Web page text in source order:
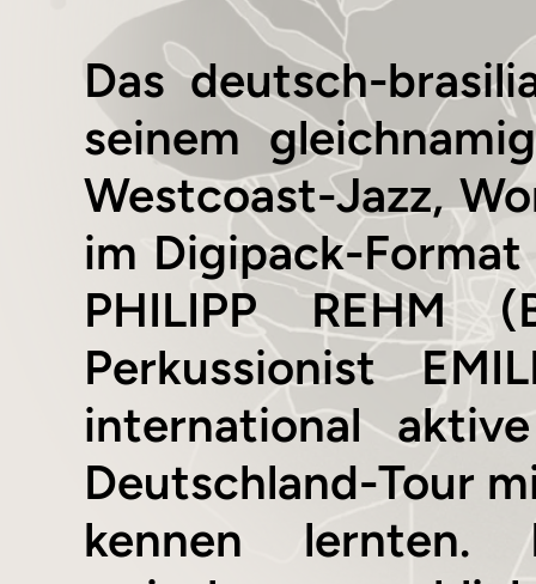
Das deutsch-
seinem
Westcoast-Jazz,
im Digipack-Format
PHILIPP REHM
Perkussionist
international
Deutschland-Tour
kennen